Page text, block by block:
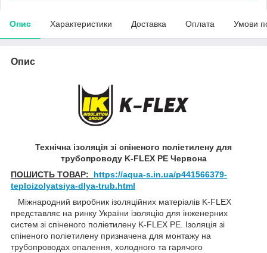
Опис Характеристики Доставка Оплата Умови
Опис
Технічна ізоляція зі спіненого поліетилену для
трубопроводу K-FLEX PE Червона
ПОШИСТЬ ТОВАР: https://aqua-s.in.ua/p441566379-
teploizolyatsiya-dlya-trub.html
Міжнародний виробник ізоляційних матеріалів K-FLEX
представляє на ринку України ізоляцію для інженерних
систем зі спіненого поліетилену K-FLEX PE. Ізоляція зі
спіненого поліетилену призначена для монтажу на
трубопроводах опалення, холодного та гарячого